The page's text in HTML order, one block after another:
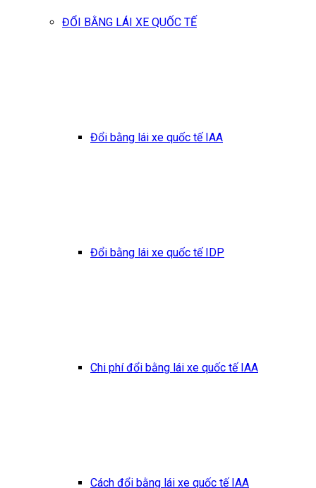
ĐỔI BẰNG LÁI XE QUỐC TẾ
Đổi bằng lái xe quốc tế IAA
Đổi bằng lái xe quốc tế IDP
Chi phí đổi bằng lái xe quốc tế IAA
Cách đổi bằng lái xe quốc tế IAA